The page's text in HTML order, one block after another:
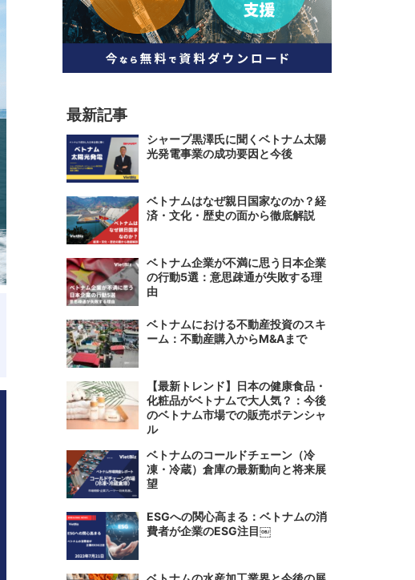
ベトナム人材
特定技能
高度人材・エンジニア
ベトナム一般概況
ベトナムでの生活
文化・社会
政治
最新記事
シャープ黒澤氏に聞くベトナム太陽
光発電事業の成功要因と今後
ベトナムはなぜ親日国家なのか？経
済・文化・歴史の面から徹底解説
ベトナム企業が不満に思う日本企業
の行動5選：意思疎通が失敗する理
由
ベトナムにおける不動産投資のスキ
ーム：不動産購入からM&Aまで
【最新トレンド】日本の健康食品・
化粧品がベトナムで大人気？：今後
のベトナム市場での販売ポテンシャ
ル
ベトナムのコールドチェーン（冷
凍・冷蔵）倉庫の最新動向と将来展
望
ESGへの関心高まる：ベトナムの消
費者が企業のESG注目￼